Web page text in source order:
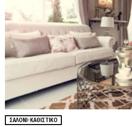
ΣΑΛΌΝΙ-ΚΑΘΙΣΤΙΚΌ